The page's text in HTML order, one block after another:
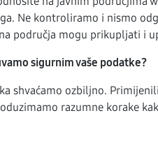
Ne kontroliramo i nismo
područja mogu prikupljati i
sigurnim vaše podatke?
shvaćamo ozbiljno.
razumne korake